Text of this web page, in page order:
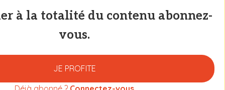
à la totalité du contenu abonnez-
vous.
JE PROFITE